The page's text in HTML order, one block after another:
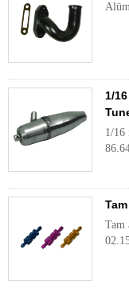
1/
1/16
Tam